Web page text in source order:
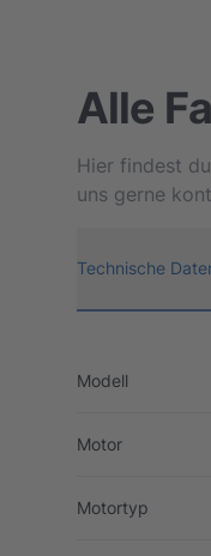
Alle
Hier findest
uns gerne
Technische
Modell
Motor
Motortyp